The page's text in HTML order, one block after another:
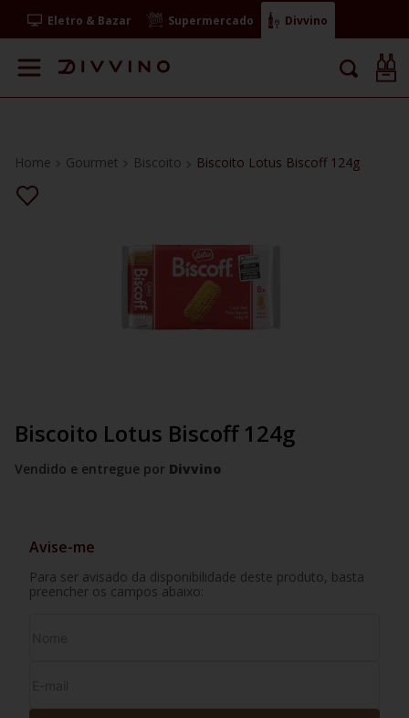
Eletro & Bazar Supermercado Divvino
Gourmet Biscoito Biscoito Lotus Biscoff 124g
Biscoito Lotus Biscoff 124g
Vendido e entregue por Divvino
Avise-me
Para ser avisado da disponibilidade deste produto, basta
preencher os campos abaixo: